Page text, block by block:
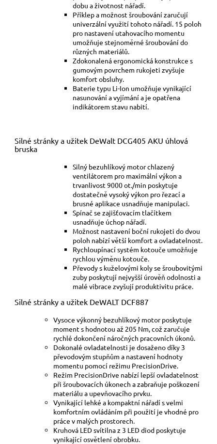
dobu a životnost nářadí.
Příklep a možnost šroubování zaručují
univerzální využití tohoto nářadí. 15 poloh
pro nastavení utahovacího momentu
umožňuje stejnoměrné šroubování do
různých materiálů.
Zdokonalená ergonomická konstrukce s
gumovým povrchem rukojeti zvyšuje
komfort obsluhy.
Baterie typu Li-Ion umožňuje vynikající
nasunování a vyjímání a je opatřena
indikátorem stavu nabití.
Silné stránky a užitek DeWalt DCG405 AKU úhlová
bruska
Silný bezuhlíkový motor chlazený
ventilátorem pro maximální výkon a
trvanlivost 9000 ot./min poskytuje
dostatečně vysoký výkon pro řezací a
brusné aplikace usnadňuje manipulaci.
Spínač se zajišťovacím tlačítkem
usnadňuje úchop nářadí.
Možnost nastavení boční rukojeti do dvou
poloh nabízí větší komfort a ovladatelnost.
Rychloupínací systém kotouče umožňuje
rychlou výměnu kotouče.
Převody s kuželovými koly se šroubovitými
zuby poskytují nejvyšší úrověň odolnosti a
malé vibrace zvyšují produktivitu práce.
Silné stránky a užitek DeWALT DCF887
Vysoce výkonný bezuhlíkový motor poskytuje
moment s hodnotou až 205 Nm, což zaručuje
rychlé dokončení náročných pracovních úkonů.
Dokonalé ovladatelnosti je dosaženo díky 3
převodovým stupňům a nastavení hodnoty
momentu pomocí režimu PrecisionDrive.
Režim PrecisionDrive nabízí lepší ovladatelnost
při šroubovacích úkonech a zabraňuje poškození
materiálu a upevňovacího prvku.
Vynikající lehké a kompaktní nářadí s velmi
komfortním ovládáním při použití je vhodné pro
práce v malých prostorech.
Kruhová LED svítilna z 3 LED diod poskytuje
vynikající osvětlení obrobku.